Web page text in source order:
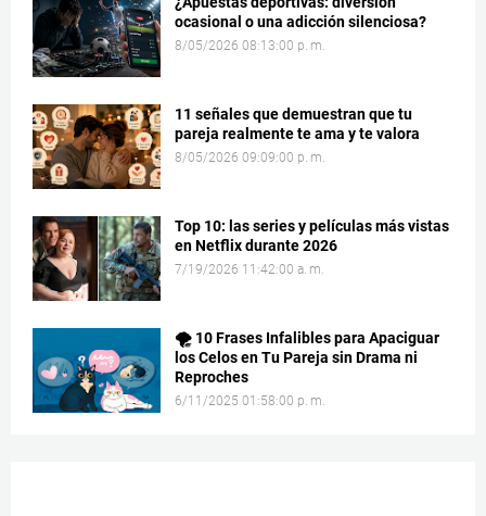
ocasional o una adicción silenciosa?
8/05/2026 08:13:00 p. m.
11 señales que demuestran que tu
pareja realmente te ama y te valora
8/05/2026 09:09:00 p. m.
Top 10: las series y películas más vistas
en Netflix durante 2026
7/19/2026 11:42:00 a. m.
🌪️ 10 Frases Infalibles para Apaciguar
los Celos en Tu Pareja sin Drama ni
Reproches
6/11/2025 01:58:00 p. m.